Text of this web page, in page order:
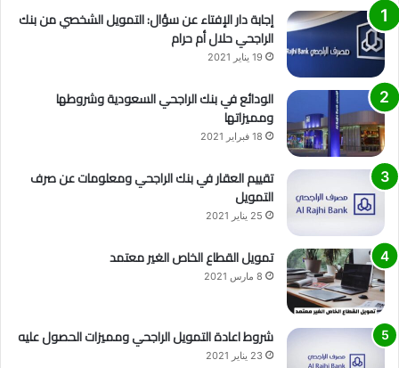
إجابة دار الإفتاء عن سؤال: التمويل الشخصي من بنك
الراجحي حلال أم حرام
19 يناير 2021
الودائع في بنك الراجحي السعودية وشروطها
ومميزاتها
18 فبراير 2021
تقييم العقار في بنك الراجحي ومعلومات عن صرف
التمويل
25 يناير 2021
تمويل القطاع الخاص الغير معتمد
8 مارس 2021
شروط اعادة التمويل الراجحي ومميزات الحصول عليه
23 يناير 2021